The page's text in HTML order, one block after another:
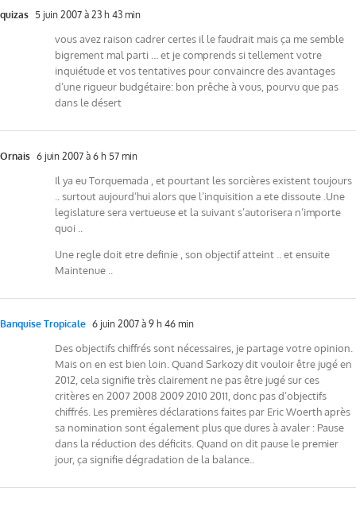
quizas 5 juin 2007 à 23 h 43 min
vous avez raison cadrer certes il le faudrait mais ça me semble
bigrement mal parti … et je comprends si tellement votre
inquiétude et vos tentatives pour convaincre des avantages
d’une rigueur budgétaire: bon prêche à vous, pourvu que pas
dans le désert
Ornais 6 juin 2007 à 6 h 57 min
Il ya eu Torquemada , et pourtant les sorcières existent toujours
.. surtout aujourd’hui alors que l’inquisition a ete dissoute .Une
legislature sera vertueuse et la suivant s’autorisera n’importe
quoi ..
Une regle doit etre definie , son objectif atteint .. et ensuite
Maintenue ..
Banquise Tropicale 6 juin 2007 à 9 h 46 min
Des objectifs chiffrés sont nécessaires, je partage votre opinion.
Mais on en est bien loin. Quand Sarkozy dit vouloir être jugé en
2012, cela signifie très clairement ne pas être jugé sur ces
critères en 2007 2008 2009 2010 2011, donc pas d’objectifs
chiffrés. Les premières déclarations faites par Eric Woerth après
sa nomination sont également plus que dures à avaler : Pause
dans la réduction des déficits. Quand on dit pause le premier
jour, ça signifie dégradation de la balance..